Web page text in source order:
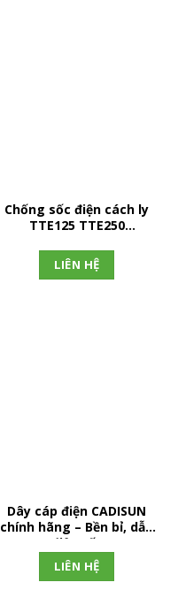
Chống sốc điện cách ly
TTE125 TTE250
LIÊN HỆ
Dây cáp điện CADISUN
chính hãng – Bền bỉ, dẫn
điện tốt
LIÊN HỆ